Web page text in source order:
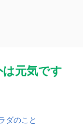
元気です
ダのこと